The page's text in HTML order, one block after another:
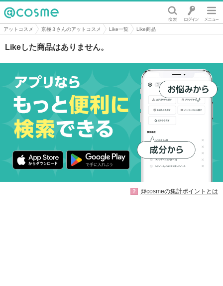
@cosme
アットコスメ 京極３さんのアットコスメ Like一覧 Like商品
Likeした商品はありません。
? @cosmeの集計ポイントとは